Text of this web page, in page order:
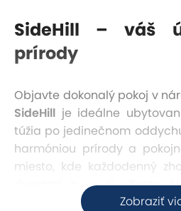
Zobraziť
SideHill – váš
prírody
Objavte dokonalý pokoj v
SideHill je ideálne
túžia po jedinečnom
harmóniou prírody a
miesto, kde každodenný
dverami a vy si užívate